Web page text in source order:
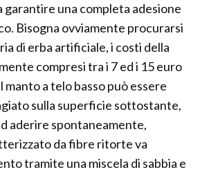
garantire una completa adesione
Bisogna ovviamente procurarsi
di erba artificiale, i costi della
compresi tra i 7 ed i 15 euro
a telo basso può essere
sulla superficie sottostante,
aderire spontaneamente,
da fibre ritorte va
tramite una miscela di sabbia e